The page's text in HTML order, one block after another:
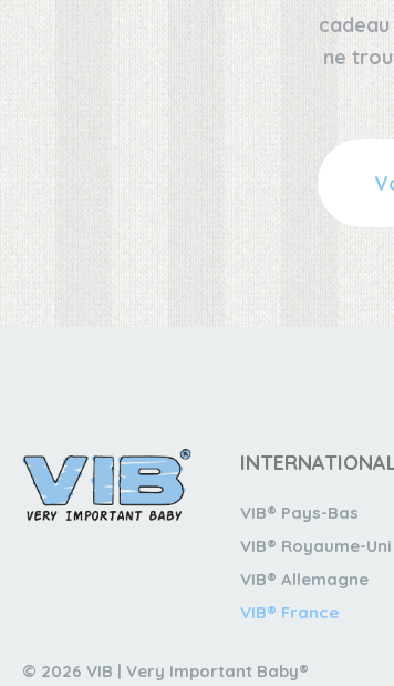
ne
VIB® Pays-Bas
VIB® Royaume-Uni
VIB® Allemagne
VIB® France
© 2026 VIB | Very Important Baby®